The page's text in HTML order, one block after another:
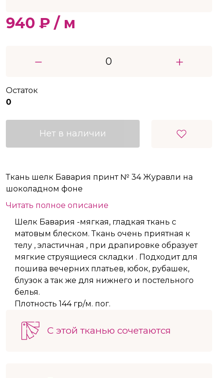
940 ₽ / м
Остаток
0
Нет в наличии
Ткань шелк Бавария принт № 34 Журавли на
шоколадном фоне
Читать полное описание
Шелк Бавария -мягкая, гладкая ткань с
матовым блеском. Ткань очень приятная к
телу , эластичная , при драпировке образует
мягкие струящиеся складки . Подходит для
пошива вечерних платьев, юбок, рубашек,
блузок а так же для нижнего и постельного
белья.
Плотность 144 гр/м. пог.
С этой тканью сочетаются